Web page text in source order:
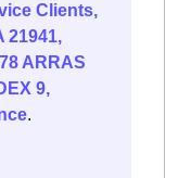
Clients,
21941,
ARRAS
9,
.